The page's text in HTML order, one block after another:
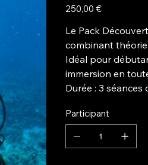
Prix
250,00 €
Le Pack
combinant
Idéal pour
immersion en
​Durée : 3 séances
Participant